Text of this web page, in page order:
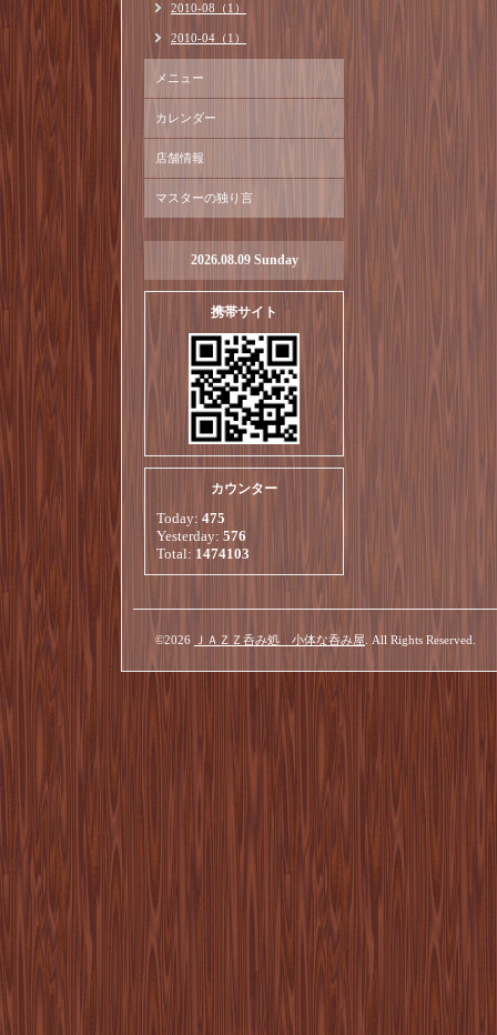
2010-08（1）
2010-04（1）
メニュー
カレンダー
店舗情報
マスターの独り言
2026.08.09 Sunday
携帯サイト
カウンター
Today: 475
Yesterday: 576
Total: 1474103
©2026 ＪＡＺＺ呑み処 小体な呑み屋 . All Rights Reserved.